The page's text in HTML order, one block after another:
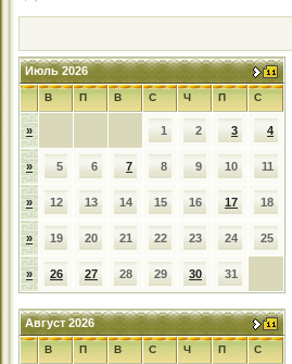
Июль 2026
В П В С Ч П С
» 1 2 3 4
» 5 6 7 8 9 10 11
» 12 13 14 15 16 17 18
» 19 20 21 22 23 24 25
» 26 27 28 29 30 31
Август 2026
В П В С Ч П С